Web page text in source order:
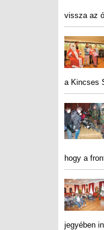
vissza az
a Kincses
hogy a
jegyében